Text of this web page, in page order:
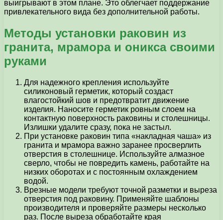
выигрывают в этом плане. Это облегчает поддержание
привлекательного вида без дополнительной работы.
Методы установки раковин из
гранита, мрамора и оникса своими
руками
Для надежного крепления используйте
силиконовый герметик, который создаст
влагостойкий шов и предотвратит движение
изделия. Наносите герметик ровным слоем на
контактную поверхность раковины и столешницы.
Излишки удалите сразу, пока не застыл.
При установке раковин типа «накладная чаша» из
гранита и мрамора важно заранее просверлить
отверстия в столешнице. Используйте алмазное
сверло, чтобы не повредить камень, работайте на
низких оборотах и с постоянным охлаждением
водой.
Врезные модели требуют точной разметки и выреза
отверстия под раковину. Применяйте шаблоны
производителя и проверяйте размеры несколько
раз. После выреза обработайте края